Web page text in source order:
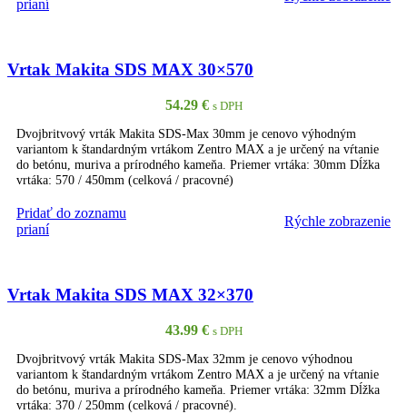
prianí
Vrtak Makita SDS MAX 30×570
54.29 € s DPH
Dvojbritvový vrták Makita SDS-Max 30mm je cenovo výhodným
variantom k štandardným vrtákom Zentro MAX a je určený na vŕtanie
do betónu, muriva a prírodného kameňa. Priemer vrtáka: 30mm Dĺžka
vrtáka: 570 / 450mm (celková / pracovné)
Pridať do zoznamu
prianí
Rýchle zobrazenie
Vrtak Makita SDS MAX 32×370
43.99 € s DPH
Dvojbritvový vrták Makita SDS-Max 32mm je cenovo výhodnou
variantom k štandardným vrtákom Zentro MAX a je určený na vŕtanie
do betónu, muriva a prírodného kameňa. Priemer vrtáka: 32mm Dĺžka
vrtáka: 370 / 250mm (celková / pracovné).